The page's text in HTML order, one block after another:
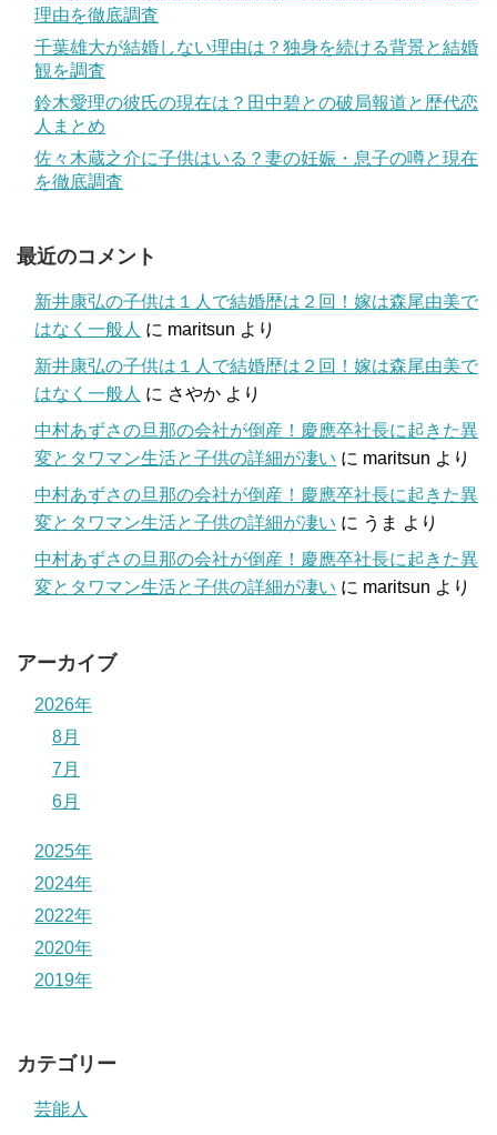
理由を徹底調査
千葉雄大が結婚しない理由は？独身を続ける背景と結婚
観を調査
鈴木愛理の彼氏の現在は？田中碧との破局報道と歴代恋
人まとめ
佐々木蔵之介に子供はいる？妻の妊娠・息子の噂と現在
を徹底調査
最近のコメント
新井康弘の子供は１人で結婚歴は２回！嫁は森尾由美で
はなく一般人 に maritsun より
新井康弘の子供は１人で結婚歴は２回！嫁は森尾由美で
はなく一般人 に さやか より
中村あずさの旦那の会社が倒産！慶應卒社長に起きた異
変とタワマン生活と子供の詳細が凄い に maritsun より
中村あずさの旦那の会社が倒産！慶應卒社長に起きた異
変とタワマン生活と子供の詳細が凄い に うま より
中村あずさの旦那の会社が倒産！慶應卒社長に起きた異
変とタワマン生活と子供の詳細が凄い に maritsun より
アーカイブ
2026年
8月
7月
6月
2025年
2024年
2022年
2020年
2019年
カテゴリー
芸能人